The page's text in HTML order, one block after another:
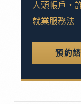
人頭帳戶・
就業服務法
預約